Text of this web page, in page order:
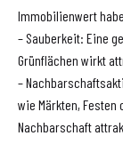
Immobilienwert
– Sauberkeit: Eine
Grünflächen wirkt
–
wie Märkten,
Nachbarschaft